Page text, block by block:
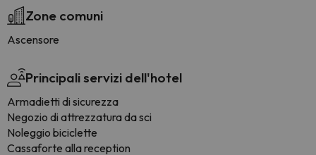
Zone comuni
Ascensore
Principali servizi dell'hotel
Armadietti di sicurezza
Negozio di attrezzatura da sci
Noleggio biciclette
Cassaforte alla reception